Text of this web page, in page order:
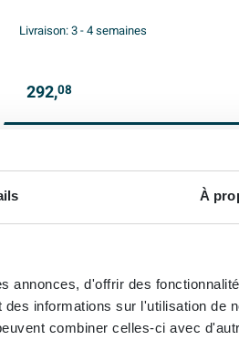
À
annonces, d'offrir des
informations sur l'utilisation de
combiner celles-ci avec
Livraison:3 - 4 semaines
292,08